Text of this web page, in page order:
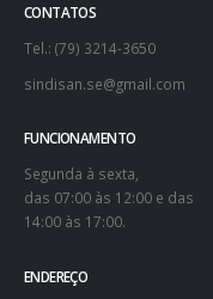
CONTATOS
Tel.: (79) 3214-3650
sindisan.se@gmail.com
FUNCIONAMENTO
Segunda à sexta,
das 07:00 às 12:00 e das
14:00 às 17:00.
ENDEREÇO